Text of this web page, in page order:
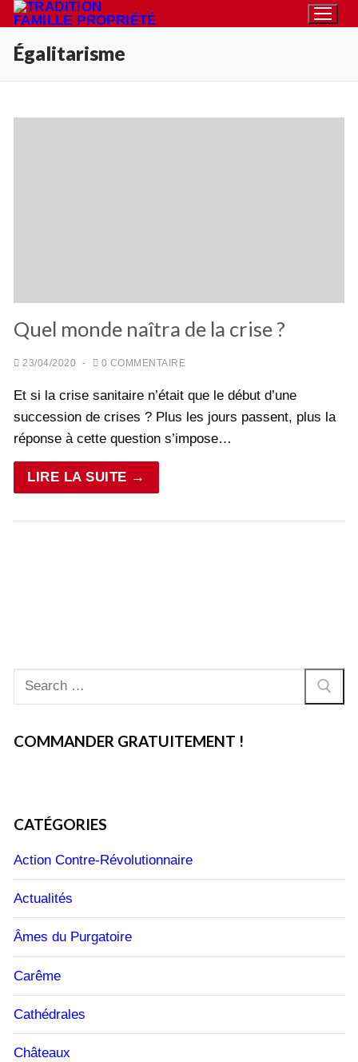
Aller
au
contenu
Médiathèque
Égalitarisme
Quel monde naîtra de la crise ?
23/04/2020 - 0 COMMENTAIRE
Et si la crise sanitaire n’était que le début d’une
succession de crises ? Plus les jours passent, plus la
réponse à cette question s’impose…
LIRE LA SUITE →
Rechercher
:
COMMANDER GRATUITEMENT !
CATÉGORIES
Action Contre-Révolutionnaire
Actualités
Âmes du Purgatoire
Carême
Cathédrales
Châteaux